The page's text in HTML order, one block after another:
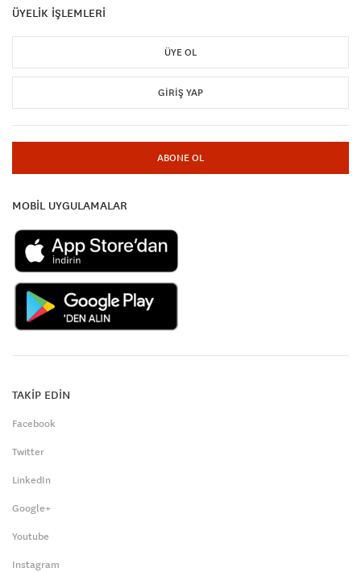
ÜYELİK İŞLEMLERİ
ÜYE OL
GIRIŞ YAP
ABONE OL
MOBİL UYGULAMALAR
TAKİP EDİN
Facebook
Twitter
LinkedIn
Google+
Youtube
Instagram